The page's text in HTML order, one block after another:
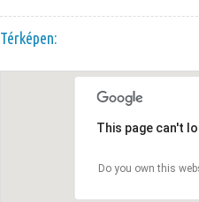
Térképen:
This page can't
Do you own this